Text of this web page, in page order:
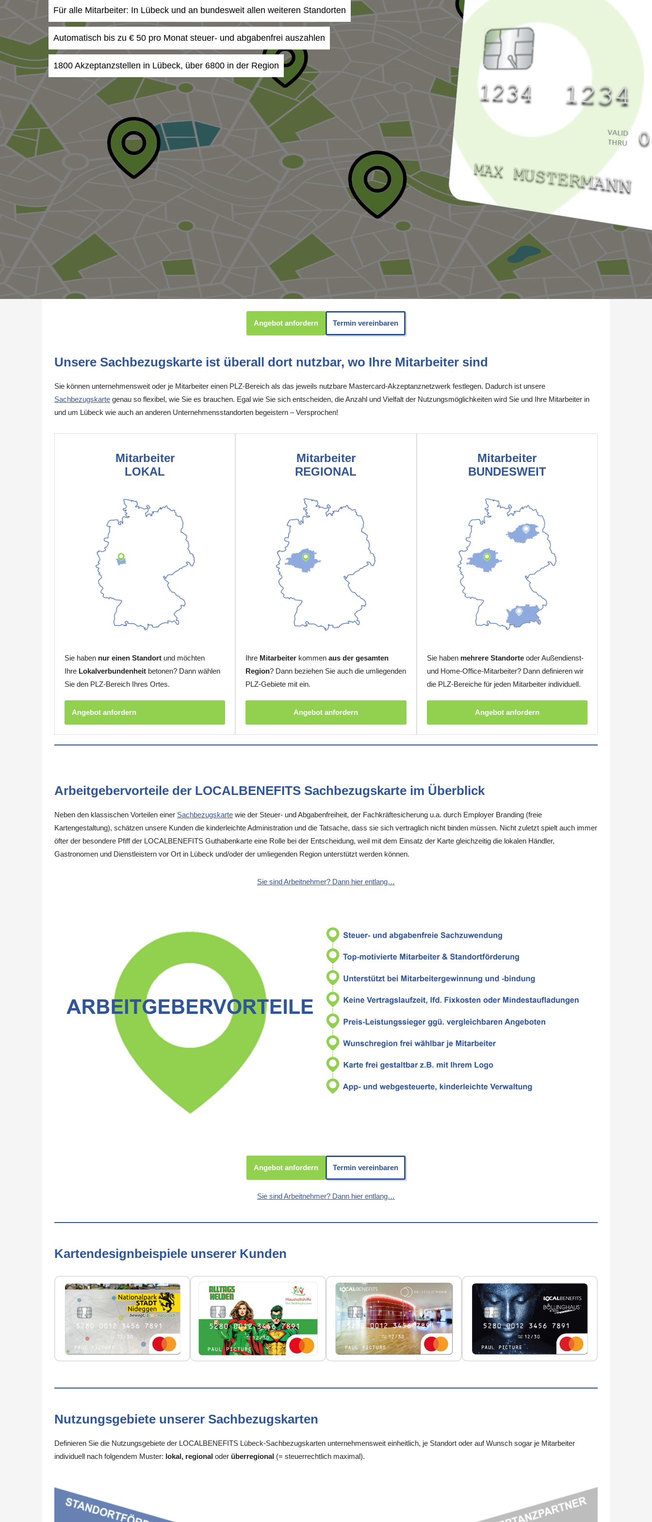
Für alle Mitarbeiter: In Lübeck und an bundesweit allen weiteren Standorten
Automatisch bis zu € 50 pro Monat steuer- und abgabenfrei auszahlen
1800 Akzeptanzstellen in Lübeck, über 6800 in der Region
Angebot anfordern Termin vereinbaren
Unsere Sachbezugskarte ist überall dort nutzbar, wo Ihre Mitarbeiter sind
Sie können unternehmensweit oder je Mitarbeiter einen PLZ-Bereich als das jeweils nutzbare Mastercard-Akzeptanznetzwerk festlegen. Dadurch ist unsere
Sachbezugskarte genau so flexibel, wie Sie es brauchen. Egal wie Sie sich entscheiden, die Anzahl und Vielfalt der Nutzungsmöglichkeiten wird Sie und Ihre Mitarbeiter in
und um Lübeck wie auch an anderen Unternehmensstandorten begeistern – Versprochen!
Mitarbeiter
LOKAL
Sie haben nur einen Standort und möchten
Ihre Lokalverbundenheit betonen? Dann wählen
Sie den PLZ-Bereich Ihres Ortes.
Angebot anfordern
Mitarbeiter
REGIONAL
Ihre Mitarbeiter kommenaus der gesamten
Region? Dann beziehen Sie auch die umliegenden
PLZ-Gebiete mit ein.
Angebot anfordern
Mitarbeiter
BUNDESWEIT
Sie haben mehrere Standorteoder Außendienst-
und Home-Office-Mitarbeiter? Dann definieren wir
die PLZ-Bereiche für jeden Mitarbeiter individuell.
Angebot anfordern
Arbeitgebervorteile der LOCALBENEFITS Sachbezugskarte im Überblick
Neben den klassischen Vorteilen einer Sachbezugskarte wie der Steuer- und Abgabenfreiheit, der Fachkräftesicherung u.a. durch Employer Branding (freie
Kartengestaltung), schätzen unsere Kunden die kinderleichte Administration und die Tatsache, dass sie sich vertraglich nicht binden müssen. Nicht zuletzt spielt auch immer
öfter der besondere Pfiff der LOCALBENEFITS Guthabenkarte eine Rolle bei der Entscheidung, weil mit dem Einsatz der Karte gleichzeitig die lokalen Händler,
Gastronomen und Dienstleistern vor Ort in Lübeck und/oder der umliegenden Region unterstützt werden können.
Sie sind Arbeitnehmer? Dann hier entlang…
Angebot anfordern Termin vereinbaren
Sie sind Arbeitnehmer? Dann hier entlang…
Kartendesignbeispiele unserer Kunden
Nutzungsgebiete unserer Sachbezugskarten
Definieren Sie die Nutzungsgebiete der LOCALBENEFITS Lübeck-Sachbezugskarten unternehmensweit einheitlich, je Standort oder auf Wunsch sogar je Mitarbeiter
individuell nach folgendem Muster: lokal, regional oder überregional (= steuerrechtlich maximal).